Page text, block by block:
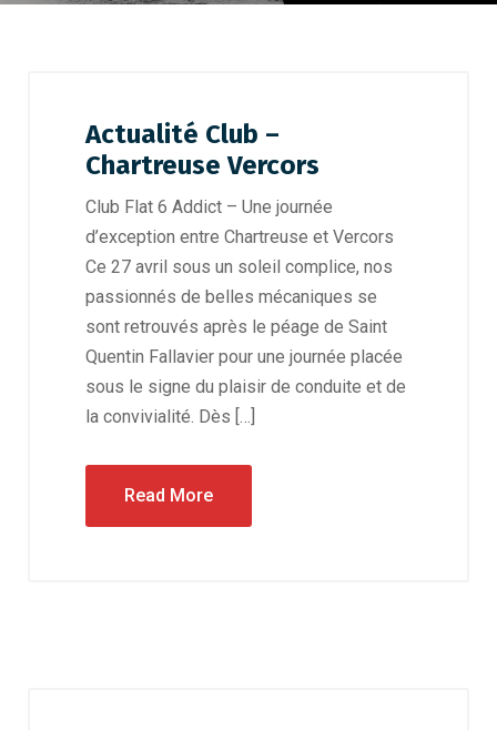
Actualité Club –
Chartreuse Vercors
Club Flat 6 Addict – Une journée
d’exception entre Chartreuse et Vercors
Ce 27 avril sous un soleil complice, nos
passionnés de belles mécaniques se
sont retrouvés après le péage de Saint
Quentin Fallavier pour une journée placée
sous le signe du plaisir de conduite et de
la convivialité. Dès […]
Read More